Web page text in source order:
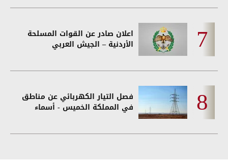
اعلان صادر عن القوات المسلحة
الأردنية – الجيش العربي
فصل التيار الكهربائي عن مناطق
في المملكة الخميس - أسماء